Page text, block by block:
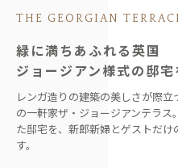
THE GEORGIAN
緑に満ちあふれる英国
ジョージアン様式の邸
レンガ造りの建築の美しさが際
の一軒家ザ・ジョージアンテラ
た邸宅を、新郎新婦とゲストだ
す。